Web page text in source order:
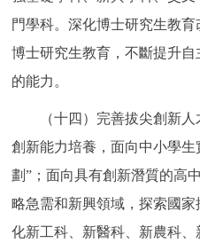
門學科。深化博士研究生教
博士研究生教育，不斷提升
的能力。
（十四）完善拔尖創新
創新能力培養，面向中小學
劃”；面向具有創新潛質的高
略急需和新興領域，探索國
化新工科、新醫科、新農科